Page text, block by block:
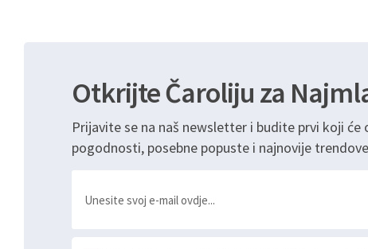
Otkrijte Čaroliju za
Prijavite se na naš newsletter i budite prvi koji
pogodnosti, posebne popuste i najnovije